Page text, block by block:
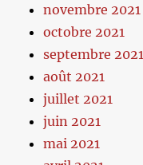
novembre 2021
octobre 2021
septembre 2021
août 2021
juillet 2021
juin 2021
mai 2021